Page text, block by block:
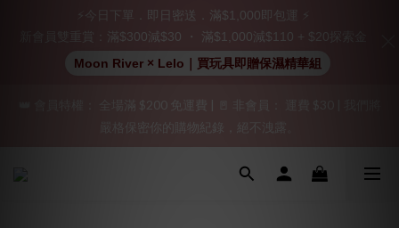
「保密出貨」（無店鋪資訊、一般紙箱）、隱私保護、加密付款、
立即註冊成為會員！
加入會員即享$20購物金  訂單商品好評再享$15購物金
👑 會員特權： 全場滿 $200 免運費 | 🚪 非會員： 運費 $30 | 我們將
嚴格保密你的購物紀錄，絕不洩露。
「保密出貨」（無店鋪資訊、一般紙箱）、隱私保護、加密付款、
⚡今日下單．即日密送．滿$1,000即包運 ⚡
新會員雙重賞：滿$300減$30 ・ 滿$1,000減$110 + $20探索金
Moon River × Lelo｜買玩具即贈保濕精華組